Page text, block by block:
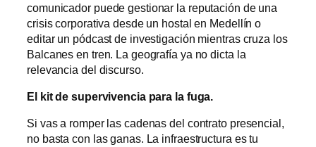
comunicador puede gestionar la reputación de una
crisis corporativa desde un hostal en Medellín o
editar un pódcast de investigación mientras cruza los
Balcanes en tren. La geografía ya no dicta la
relevancia del discurso.
El kit de supervivencia para la fuga.
Si vas a romper las cadenas del contrato presencial,
no basta con las ganas. La infraestructura es tu